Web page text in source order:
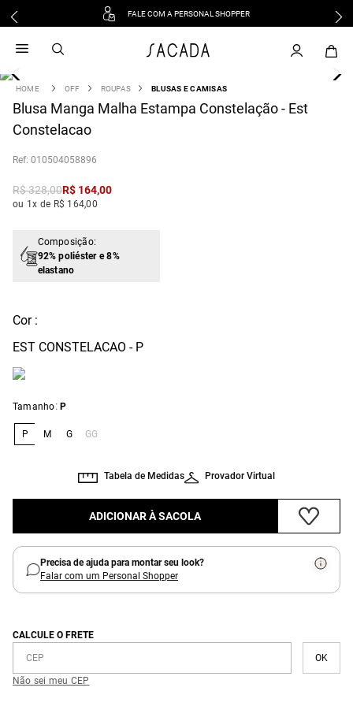
FALE COM A PERSONAL SHOPPER
OFF ROUPAS BLUSAS E CAMISAS
Blusa Manga Malha Estampa Constelação - Est
Constelacao
: 010504058896
R$328,00R$ 164,00
ou 1x de R$ 164,00
Composição:
92% poliéster e 8%
elastano
Cor :
EST CONSTELACAO - P
Tamanho: P
P M G GG
Provador Virtual
Tabela de Medidas
ADICIONAR À SACOLA
Precisa de ajuda para montar seu look?
Falar com um Personal Shopper
CALCULE O FRETE
Não sei meu CEP
vestido
3 º blusa
º tricot
º vestido longo
º saia
camisa